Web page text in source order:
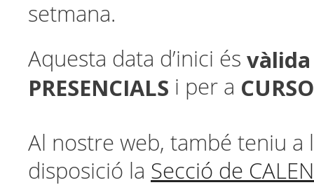
setmana.
Aquesta data d’inici és
PRESENCIALS i per a
Al nostre web, també teniu a
disposició la Secció de